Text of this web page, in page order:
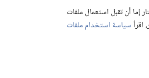
إما أن تقبل استعمال ملفات
اقرأسياسة استخدام ملفات